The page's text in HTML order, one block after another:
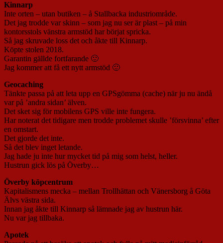
Kinnarp
Inte orten – utan butiken – å Stallbacka industriområde.
Det jag trodde var skinn – som jag nu ser är plast – på min
kontorsstols vänstra armstöd har börjat spricka.
Så jag skruvade loss det och åkte till Kinnarp.
Köpte stolen 2018.
Garantin gällde fortfarande 🙂
Jag kommer att få ett nytt armstöd 🙂
Geocaching
Tänkte passa på att leta upp en GPSgömma (cache) när ju nu ändå
var på ’andra sidan’ älven.
Det sket sig för mobilens GPS ville inte fungera.
Har noterat det tidigare men trodde problemet skulle ’försvinna’ efter
en omstart.
Det gjorde det inte.
Så det blev inget letande.
Jag hade ju inte hur mycket tid på mig som helst, heller.
Hustrun gick lös på Överby…
Överby köpcentrum
Kapitalismens mecka – mellan Trollhättan och Vänersborg å Göta
Älvs västra sida.
Innan jag åkte till Kinnarp så lämnade jag av hustrun här.
Nu var jag tillbaka.
Apotek